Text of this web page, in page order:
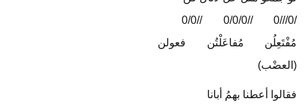
/0///0
//0/0/0
//0/0
مُفْتَعِلُن
مُفاعَلْتُن
فعولن
(العضْب)
فقالوا أعطنا بهمُ أبانا